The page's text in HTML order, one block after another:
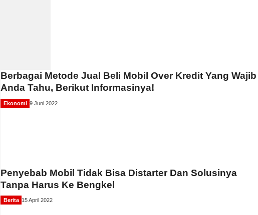
Berbagai Metode Jual Beli Mobil Over Kredit Yang Wajib
Anda Tahu, Berikut Informasinya!
Ekonomi 9 Juni 2022
Penyebab Mobil Tidak Bisa Distarter Dan Solusinya
Tanpa Harus Ke Bengkel
Berita 15 April 2022